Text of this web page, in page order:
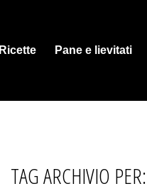
Ricette Pane e lievitati
TAG ARCHIVIO PER: